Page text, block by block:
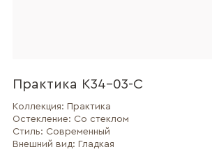
Практика К34-03-С
Коллекция: Практика
Остекление: Со стеклом
Стиль: Современный
Внешний вид: Гладкая